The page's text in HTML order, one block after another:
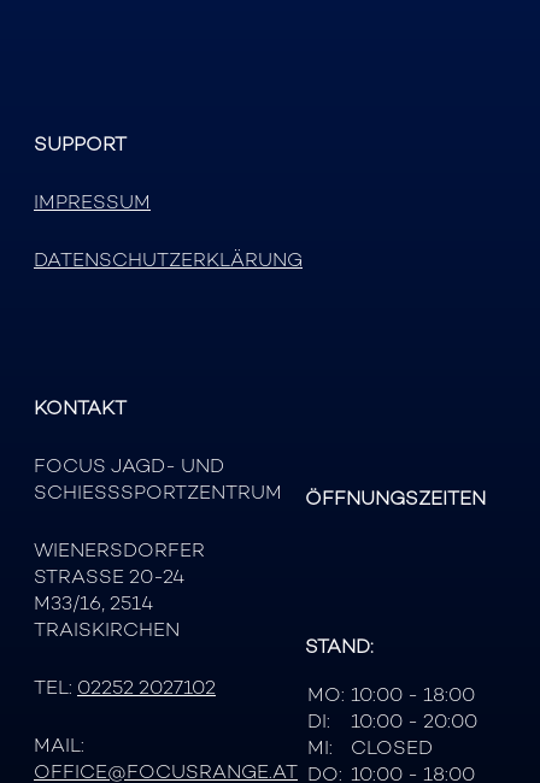
SUPPORT
IMPRESSUM
DATENSCHUTZERKLÄRUNG
KONTAKT
FOCUS JAGD- UND
SCHIESSSPORTZENTRUM
WIENERSDORFER
STRASSE 20-24
M33/16, 2514
TRAISKIRCHEN
TEL: 02252 2027102
MAIL:
OFFICE@FOCUSRANGE.AT
ÖFFNUNGSZEITEN
STAND:
MO: 10:00 - 18:00
DI:
10:00 - 20:00
MI:
CLOSED
DO: 10:00 - 18:00